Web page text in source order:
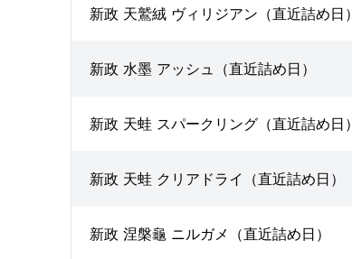
新政 天鷲絨 ヴィリジアン（直近詰め日）
新政 水墨 アッシュ（直近詰め日）
新政 天蛙 スパークリング（直近詰め日）
新政 天蛙 クリアドライ（直近詰め日）
新政 涅槃龜 ニルガメ（直近詰め日）